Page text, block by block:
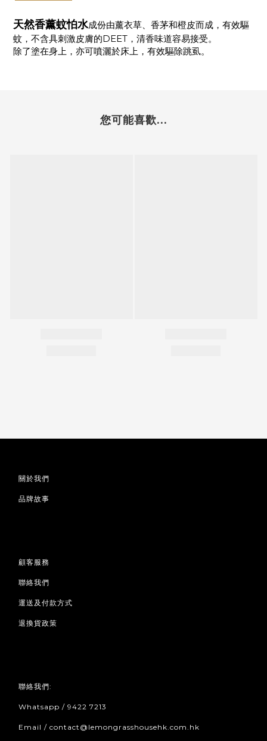
天然香薰蚊怕水成份由薰衣草、香茅和橙皮而成，有效驅
蚊，不含具刺激皮膚的DEET，清香味道容易接受。
除了塗在身上，亦可噴灑於床上，有效驅除跳虱。
您可能喜歡...
關於我們
品牌故事
顧客服務
聯絡我們
運送及付款方式
退換貨政策
聯絡我們:
Whatsapp / 9422 7213
Email / contact@lemongrasshousehk.com.hk